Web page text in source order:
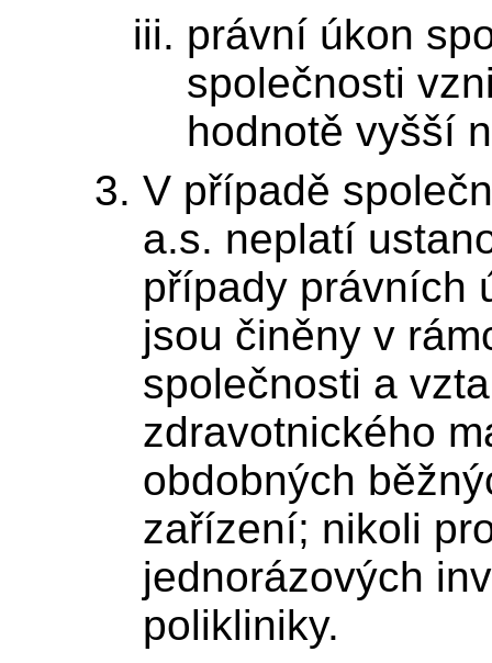
právní úkon
společnosti
hodnotě vyšší
V případě
a.s. neplatí
případy právních
jsou činěny v
společnosti a
zdravotnického
obdobných
zařízení; nikoli
jednorázových
polikliniky.